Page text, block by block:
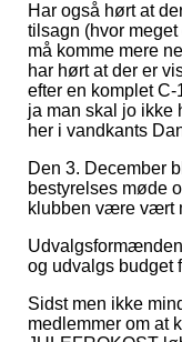
Har også hørt at
tilsagn (hvor
må komme mere
har hørt at der er
efter en komplet
ja man skal jo ikke
her i vandkants
Den 3. December
bestyrelses møde
klubben være vært
og udvalgs budget
Sidst men ikke
medlemmer om at